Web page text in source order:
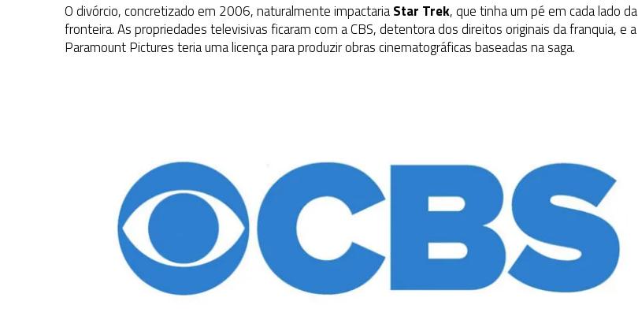
O divórcio, concretizado em 2006, naturalmente impactariaStar Trek, que tinha um pé em cada lado da
fronteira. As propriedades televisivas ficaram com a CBS, detentora dos direitos originais da franquia, e a
Paramount Pictures teria uma licença para produzir obras cinematográficas baseadas na saga.